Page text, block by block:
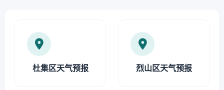
杜集区天气预报 烈山区天气预报